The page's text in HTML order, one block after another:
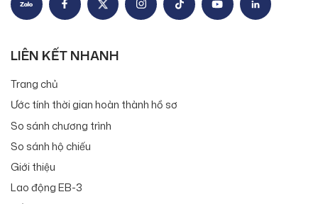
LIÊN KẾT NHANH
Trang chủ
Ước tính thời gian hoàn thành hồ sơ
So sánh chương trình
So sánh hộ chiếu
Giới thiệu
Lao động EB-3